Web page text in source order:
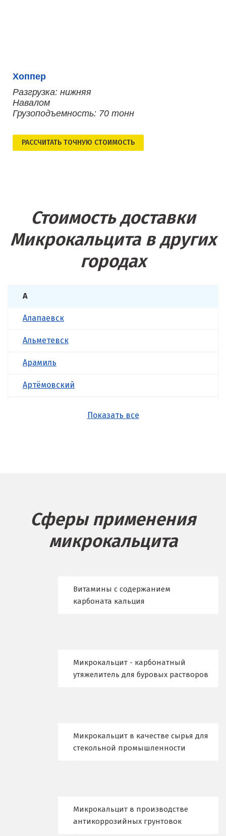
Хоппер
Разгрузка: нижняя
Навалом
Грузоподъемность: 70 тонн
РАСCЧИТАТЬ ТОЧНУЮ СТОИМОСТЬ
Стоимость доставки
Микрокальцита в других
городах
А
Алапаевск
Альметевск
Арамиль
Артёмовский
Берёзовский
Бисерть
Верхняя Пышма
Показать все
Сферы применения
микрокальцита
Витамины с содержанием
карбоната кальция
Микрокальцит - карбонатный
утяжелитель для буровых растворов
Микрокальцит в качестве сырья для
стекольной промышленности
Микрокальцит в производстве
антикоррозийных грунтовок